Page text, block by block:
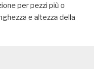
per pezzi più o
e altezza della